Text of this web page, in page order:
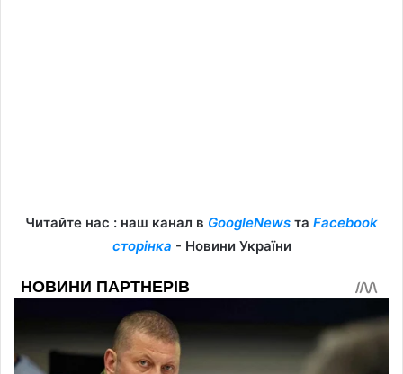
Читайте нас : наш канал в GoogleNews та Facebook
сторінка - Новини України